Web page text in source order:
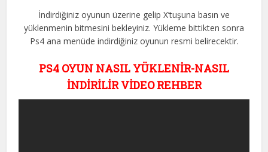
İndirdiğiniz oyunun üzerine gelip X’tuşuna basın ve
yüklenmenin bitmesini bekleyiniz. Yükleme bittikten sonra
Ps4 ana menüde indirdiğiniz oyunun resmi belirecektir.
PS4 OYUN NASIL YÜKLENİR-NASIL
İNDİRİLİR VİDEO REHBER